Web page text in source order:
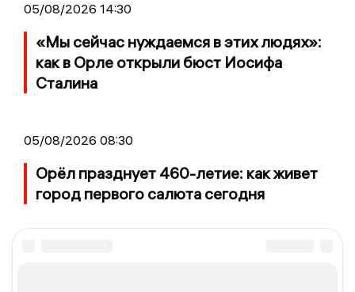
05/08/2026 14:30
«Мы сейчас нуждаемся в этих людях»:
как в Орле открыли бюст Иосифа
Сталина
05/08/2026 08:30
Орёл празднует 460-летие: как живет
город первого салюта сегодня